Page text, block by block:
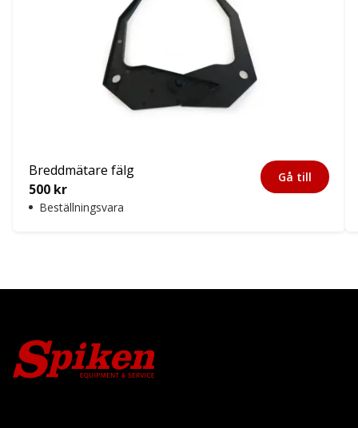
Breddmätare fälg
500 kr
Beställningsvara
Gå till